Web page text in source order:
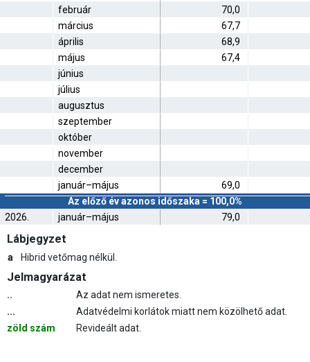
február
70,0
március
67,7
április
68,9
május
67,4
június
július
augusztus
szeptember
október
november
december
január–május
69,0
Az előző év azonos időszaka = 100,0%
2026.
január–május 79,0
Lábjegyzet
a Hibrid vetőmag nélkül.
Jelmagyarázat
..
Az adat nem ismeretes.
...
Adatvédelmi korlátok miatt nem közölhető adat.
zöld szám
Revideált adat.